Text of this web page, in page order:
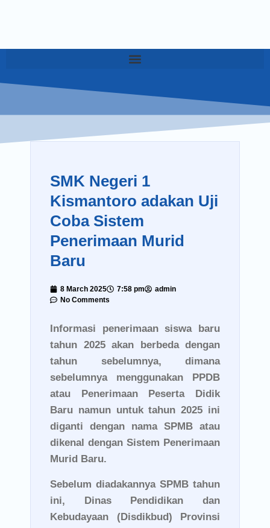
SMK Negeri 1
Kismantoro adakan Uji
Coba Sistem
Penerimaan Murid
Baru
8 March 2025 7:58 pm
admin
No Comments
Informasi penerimaan siswa baru
tahun 2025 akan berbeda dengan
tahun sebelumnya, dimana
sebelumnya menggunakan PPDB
atau Penerimaan Peserta Didik
Baru namun untuk tahun 2025 ini
diganti dengan nama SPMB atau
dikenal dengan Sistem Penerimaan
Murid Baru.
Sebelum diadakannya SPMB tahun
ini, Dinas Pendidikan dan
Kebudayaan (Disdikbud) Provinsi